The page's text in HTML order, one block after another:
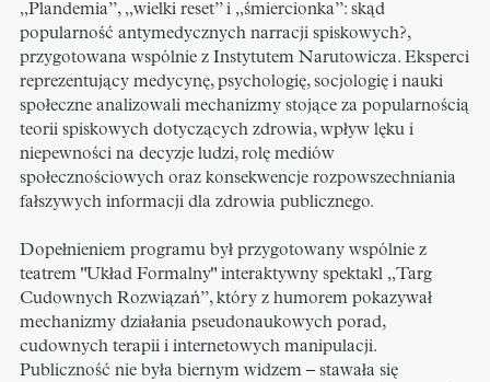
„Plandemia”, „wielki reset” i „śmiercionka”: skąd
popularność antymedycznych narracji spiskowych?,
przygotowana wspólnie z Instytutem Narutowicza. Eksperci
reprezentujący medycynę, psychologię, socjologię i nauki
społeczne analizowali mechanizmy stojące za popularnością
teorii spiskowych dotyczących zdrowia, wpływ lęku i
niepewności na decyzje ludzi, rolę mediów
społecznościowych oraz konsekwencje rozpowszechniania
fałszywych informacji dla zdrowia publicznego.
Dopełnieniem programu był przygotowany wspólnie z
teatrem "Układ Formalny" interaktywny spektakl „Targ
Cudownych Rozwiązań”, który z humorem pokazywał
mechanizmy działania pseudonaukowych porad,
cudownych terapii i internetowych manipulacji.
Publiczność nie była biernym widzem – stawała się